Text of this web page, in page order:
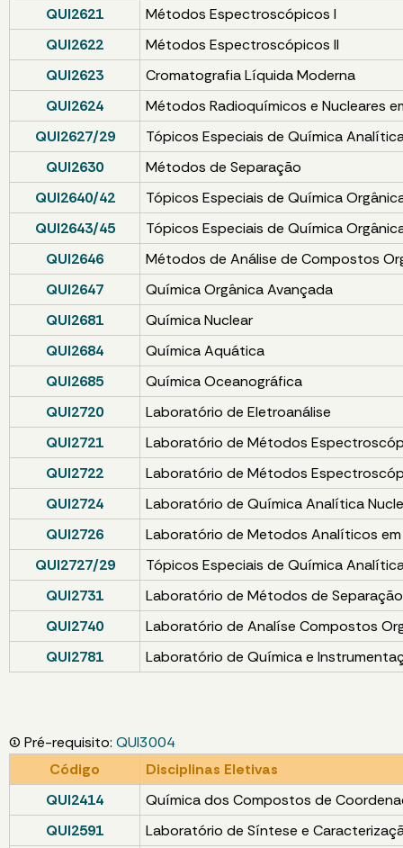
QUI2621
Métodos Espectroscópicos I
QUI2622
Métodos Espectroscópicos II
QUI2623
Cromatografia Líquida Moderna
QUI2624
Métodos Radioquímicos e Nucleares
QUI2627/29
Tópicos Especiais de Química
QUI2630
Métodos de Separação
QUI2640/42
Tópicos Especiais de Química
QUI2643/45
Tópicos Especiais de Química
QUI2646
Métodos de Análise de Compostos
QUI2647
Química Orgânica Avançada
QUI2681
Química Nuclear
QUI2684
Química Aquática
QUI2685
Química Oceanográfica
QUI2720
Laboratório de Eletroanálise
QUI2721
Laboratório de Métodos
QUI2722
Laboratório de Métodos
QUI2724
Laboratório de Química Analítica
QUI2726
Laboratório de Metodos Analíticos
QUI2727/29
Tópicos Especiais de Química
QUI2731
Laboratório de Métodos de Separação
QUI2740
Laboratório de Analíse Compostos
QUI2781
Laboratório de Química e
(1) Pré-requisito: QUI3004
Código
Disciplinas Eletivas
QUI2414
Química dos Compostos de
QUI2591
Laboratório de Síntese e